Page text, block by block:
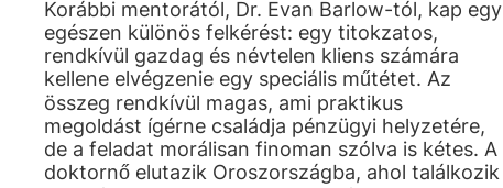
Korábbi mentorától, Dr. Evan Barlow-tól, kap egy
egészen különös felkérést: egy titokzatos,
rendkívül gazdag és névtelen kliens számára
kellene elvégzenie egy speciális műtétet. Az
összeg rendkívül magas, ami praktikus
megoldást ígérne családja pénzügyi helyzetére,
de a feladat morálisan finoman szólva is kétes. A
doktornő elutazik Oroszországba, ahol találkozik